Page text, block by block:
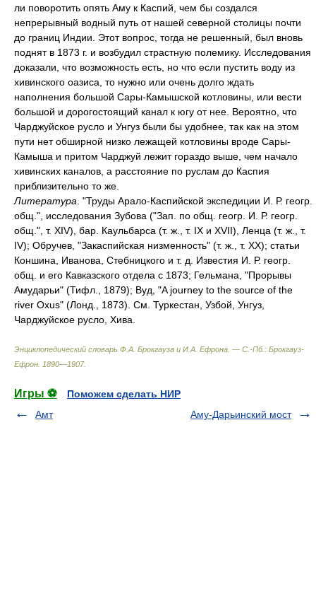
ли поворотить опять Аму к Каспий, чем бы создался
непрерывный водный путь от нашей северной столицы почти
до границ Индии. Этот вопрос, тогда не решенный, был вновь
поднят в 1873 г. и возбудил страстную полемику. Исследования
доказали, что возможность есть, но что если пустить воду из
хивинского оазиса, то нужно или очень долго ждать
наполнения большой Сары-Камышской котловины, или вести
большой и дорогостоящий канал к югу от нее. Вероятно, что
Чарджуйское русло и Унгуз были бы удобнее, так как на этом
пути нет обширной низко лежащей котловины вроде Сары-
Камыша и притом Чарджуй лежит гораздо выше, чем начало
хивинских каналов, а расстояние по руслам до Каспия
приблизительно то же.
Литература. "Труды Арало-Каспийской экспедиции И. Р. геогр.
общ.", исследования Зубова ("Зап. по общ. геогр. И. Р. геогр.
общ.", т. XIV), бар. Каульбарса (т. ж., т. IX и XVII), Ленца (т. ж., т.
IV); Обручев, "Закаспийская низменность" (т. ж., т. XX); статьи
Коншина, Иванова, Стебницкого и т. д. Известия И. Р. геогр.
общ. и его Кавказского отдела с 1873; Гельмана, "Прорывы
Амударьи" (Тифл., 1879); Вуд, "A journey to the source of the
river Oxus" (Лонд., 1873). См. Туркестан, Узбой, Унгуз,
Чарджуйское русло, Хива.
Энциклопедический словарь Ф.А. Брокгауза и И.А. Ефрона. — С.-Пб.: Брокгауз-
Ефрон 1890—1907.
Игры ⚽
Поможем сделать НИР
Амт
Аму-Дарьинский мост